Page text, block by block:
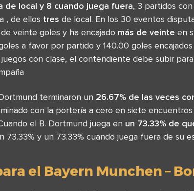
de local y 8 cuando juega fuera, 3 partidos
, de ellos tres de local. En los 30 eventos
veinte goles y ha encajado más de veinte en
a favor por partido y 140.00 goles
con clase, el contendiente debe subir
terminaron un 26.67% de las veces
con la portería a cero en siete
el B. Dortmund juega en un 73.33% de
73.33% y un 73.33% cuando juega fuera de su
el Bayern Munchen –